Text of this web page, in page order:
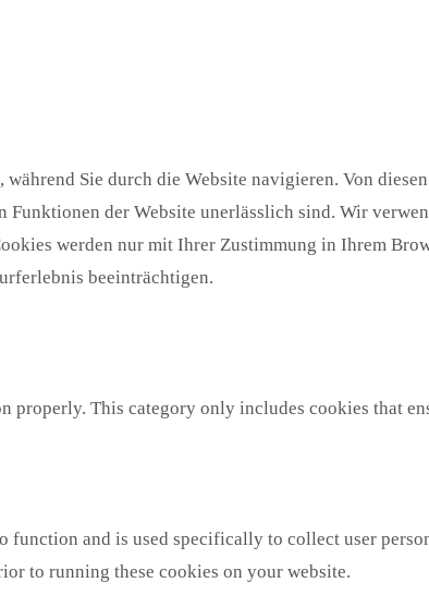
Sie durch die Website navigieren. Von
der Website unerlässlich sind. Wir
werden nur mit Ihrer Zustimmung in Ihrem
beeinträchtigen.
properly. This category only includes cookies that
and is used specifically to collect user
to running these cookies on your website.